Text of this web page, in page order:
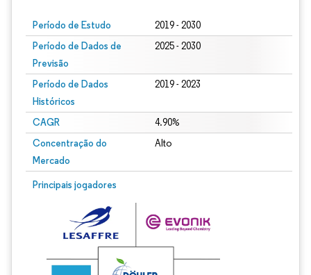
Período de Estudo 2019 - 2030
Período de Dados de
Previsão
2025 - 2030
Período de Dados
Históricos
2019 - 2023
CAGR 4.90%
Concentração do
Mercado
Alto
Principais jogadores